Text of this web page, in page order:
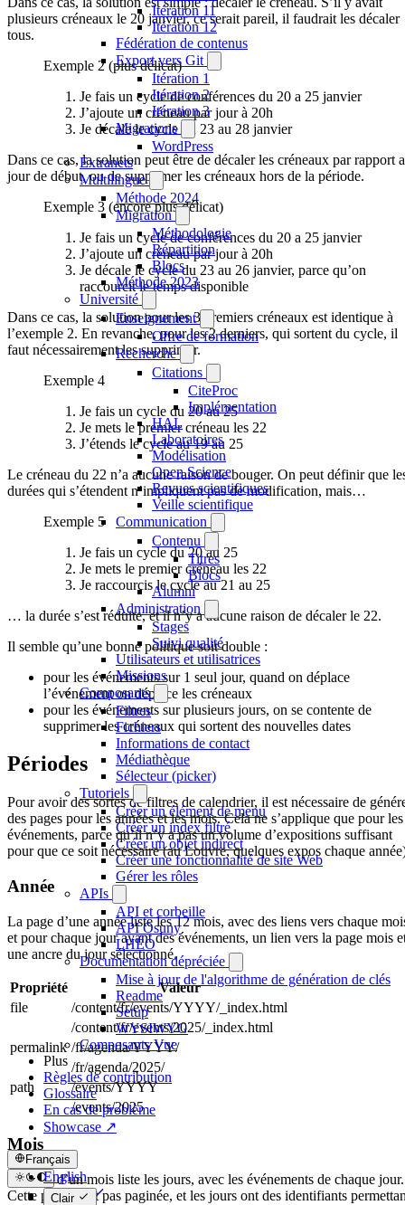
Itération 11
Itération 12
Fédération de contenus
Export vers Git
Itération 1
Itération 2
Itération 3
Migrations
WordPress
Extranets
Multilingue
Méthode 2024
Migration
Méthodologie
Répartition
Blocs
Méthode 2023
Université
Enseignement
Offre de formation
Recherche
Citations
CiteProc
Implémentation
HAL
Laboratoires
Modélisation
Open Science
Revues scientifiques
Veille scientifique
Communication
Contenu
Titres
Blocs
Alumni
Administration
Stages
Suivi qualité
Utilisateurs et utilisatrices
Missions
Composants
Filtres
Fichiers
Informations de contact
Médiathèque
Sélecteur (picker)
Tutoriels
Créer un élément de menu
Créer un index filtré
Créer un objet indirect
Créer une fonctionnalité de site Web
Gérer les rôles
APIs
API et corbeille
API Osuny
LHÉO
Documentation dépréciée
Mise à jour de l'algorithme de génération de clés
Readme
Setup
WYSIWYG
Composants Vue
Plus
Règles de contribution
Glossaire
En cas de problème
Showcase ↗
Français
English
Français
Clair
plusieurs créneaux le 20 janvier, ce serait pareil, il faudrait les décaler
tous.
Exemple 2 (plus délicat)
Je fais un cycle de conférences du 20 a 25 janvier
J’ajoute un créneau par jour à 20h
Je décale le cycle du 23 au 28 janvier
Dans ce cas, la solution peut être de décaler les créneaux par rapport
jour de début, ou de supprimer les créneaux hors de la période.
Exemple 3 (encore plus délicat)
Je fais un cycle de conférences du 20 a 25 janvier
J’ajoute un créneau par jour à 20h
Je décale le cycle du 23 au 26 janvier, parce qu’on
raccourcit le temps disponible
Dans ce cas, la solution pour les 3 premiers créneaux est identique à
l’exemple 2. En revanche, pour les 2 derniers, qui sortent du cycle, il
faut nécessairement les supprimer.
Exemple 4
Je fais un cycle du 20 au 25
Je mets le premier créneau les 22
J’étends le cycle au 19 au 25
Le créneau du 22 n’a aucune raison de bouger. On peut définir que
durées qui s’étendent n’impliquent pas de modification, mais…
Exemple 5
Je fais un cycle du 20 au 25
Je mets le premier créneau les 22
Je raccourcis le cycle au 21 au 25
… la durée s’est réduite, et il n’y a aucune raison de décaler le 22.
Il semble qu’une bonne politique soit double :
pour les événements sur 1 seul jour, quand on déplace
l’événement on déplace les créneaux
pour les événements sur plusieurs jours, on se contente de
supprimer les créneaux qui sortent des nouvelles dates
Périodes
Pour avoir des sortes de filtres de calendrier, il est nécessaire de
des pages pour les années et les mois. Cela ne s’applique que pour les
événements, parce qu’il n’y a pas un volume d’expositions suffisant
pour que ce soit nécessaire (au Louvre, quelques expos chaque
Année
La page d’une année liste les 12 mois, avec des liens vers chaque
et pour chaque jour ayant des événements, un lien vers la page mois
une ancre du jour sélectionné.
Propriété
Valeur
file
/content/fr/events/YYYY/_index.html
/content/fr/events/2025/_index.html
permalink /fr/agenda/YYYY/
/fr/agenda/2025/
path
/events/YYYY
/events/2025
Mois
La page d’un mois liste les jours, avec les événements de chaque jour.
Cette page n’est pas paginée, et les jours ont des identifiants